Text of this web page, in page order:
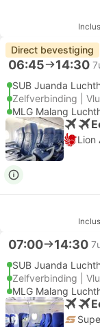
Direct bevestiging
06:45 14:30
SUB Juanda
Zelfverbinding |
MLG Malang
Lion
07:00 14:30
SUB Juanda
Zelfverbinding |
MLG Malang